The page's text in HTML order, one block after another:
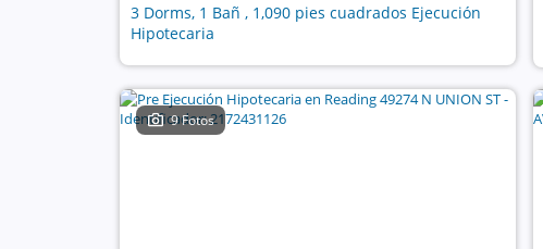
3 Dorms, 1 Bañ , 1,090 pies cuadrados Ejecución
Hipotecaria
9 Fotos